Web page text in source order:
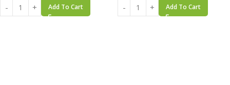
Add To Cart Add To Cart